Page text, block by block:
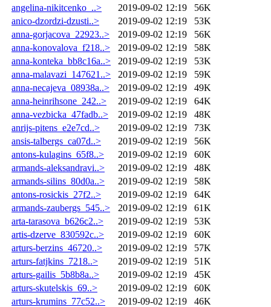
angelina-nikitcenko_..>
2019-09-02 12:19
56K
anico-dzordzi-dzusti..>
2019-09-02 12:19
53K
anna-gorjacova_22923..>
2019-09-02 12:19
56K
anna-konovalova_f218..>
2019-09-02 12:19
58K
anna-konteka_bb8c16a..>
2019-09-02 12:19
53K
anna-malavazi_147621..>
2019-09-02 12:19
59K
anna-necajeva_08938a..>
2019-09-02 12:19
49K
anna-heinrihsone_242..>
2019-09-02 12:19
64K
anna-vezbicka_47fadb..>
2019-09-02 12:19
48K
anrijs-pitens_e2e7cd..>
2019-09-02 12:19
73K
ansis-talbergs_ca07d..>
2019-09-02 12:19
56K
antons-kulagins_65f8..>
2019-09-02 12:19
60K
armands-aleksandravi..>
2019-09-02 12:19
48K
armands-silins_80d0a..>
2019-09-02 12:19
58K
antons-rosickis_27f2..>
2019-09-02 12:19
64K
armands-zaubergs_545..>
2019-09-02 12:19
61K
arta-tarasova_b626c2..>
2019-09-02 12:19
53K
artis-dzerve_830592c..>
2019-09-02 12:19
60K
arturs-berzins_46720..>
2019-09-02 12:19
57K
arturs-fatjkins_7218..>
2019-09-02 12:19
51K
arturs-gailis_5b8b8a..>
2019-09-02 12:19
45K
arturs-skutelskis_69..>
2019-09-02 12:19
60K
arturs-krumins_77c52..>
2019-09-02 12:19
46K